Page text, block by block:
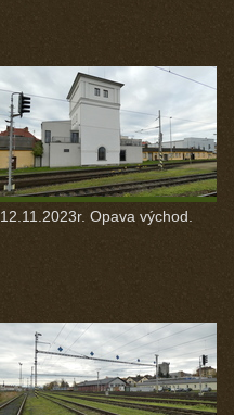
12.11.2023r. Opava východ.